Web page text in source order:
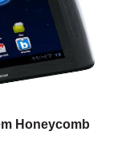
Honeycomb